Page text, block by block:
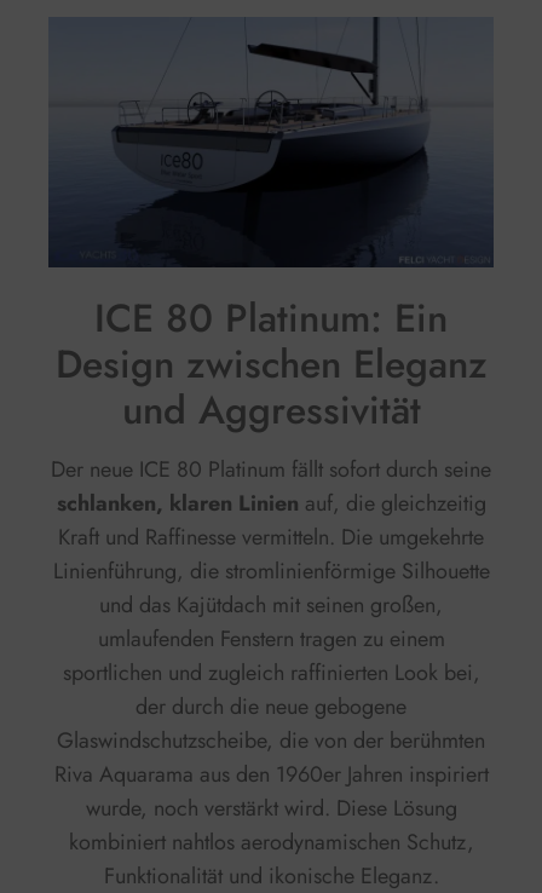
ICE 80 Platinum: Ein
Design zwischen Eleganz
und Aggressivität
Der neue ICE 80 Platinum fällt sofort durch seine
schlanken, klaren Linien auf, die gleichzeitig
Kraft und Raffinesse vermitteln. Die umgekehrte
Linienführung, die stromlinienförmige Silhouette
und das Kajütdach mit seinen großen,
umlaufenden Fenstern tragen zu einem
sportlichen und zugleich raffinierten Look bei,
der durch die neue gebogene
Glaswindschutzscheibe, die von der berühmten
Riva Aquarama aus den 1960er Jahren inspiriert
wurde, noch verstärkt wird. Diese Lösung
kombiniert nahtlos aerodynamischen Schutz,
Funktionalität und ikonische Eleganz.